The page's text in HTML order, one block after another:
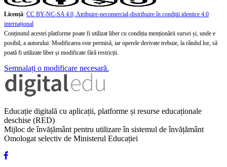
Licență: CC BY-NC-SA 4.0, Atribuire-necomercial-distribuire în condiţii identice 4.0
internațional
Conținutul acestei platforme poate fi utilizat liber cu condiția menționării sursei și, unde e
posibil, a autorului. Modificarea este permisă, iar operele derivate trebuie, la rândul lor, să
poată fi utilizate liber și modificate fără restricții.
Semnalați o modificare necesară.
Educație digitală cu aplicații, platforme și resurse educaționale
deschise (RED)
Mijloc de învățământ pentru utilizare în sistemul de învățământ
Omologat selectiv de Ministerul Educației